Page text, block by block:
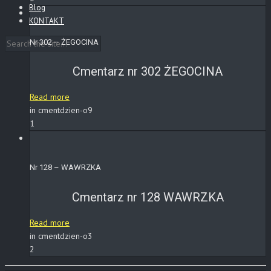
Blog
KONTAKT
Nr 302 – ŻEGOCINA
Cmentarz nr 302 ŻEGOCINA
Read more
in cmentdzien-o9
1
Nr 128 – WAWRZKA
Cmentarz nr 128 WAWRZKA
Read more
in cmentdzien-o3
2